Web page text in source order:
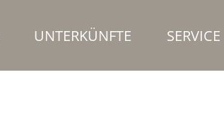
UNTERKÜNFTE SERVICE